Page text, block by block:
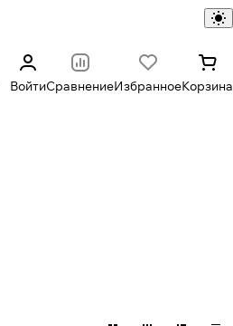
ВойтиСравнениеИзбранноеКорзина